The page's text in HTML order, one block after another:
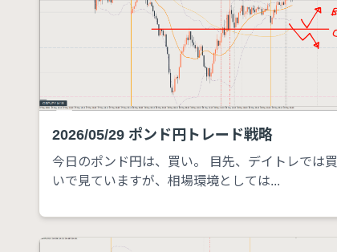
2026/05/29 ポンド円トレード戦略
今日のポンド円は、買い。 目先、デイトレでは買
いで見ていますが、相場環境としては...